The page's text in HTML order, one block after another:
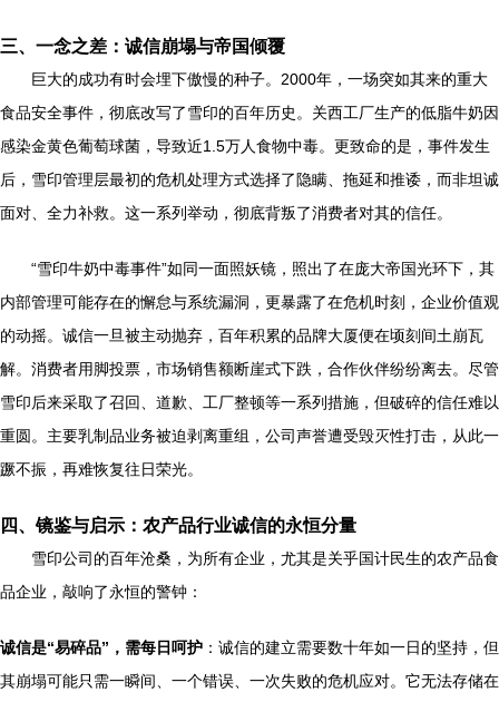
三、一念之差：诚信崩塌与帝国倾覆
巨大的成功有时会埋下傲慢的种子。2000年，一场突如其来的重大
食品安全事件，彻底改写了雪印的百年历史。关西工厂生产的低脂牛奶因
感染金黄色葡萄球菌，导致近1.5万人食物中毒。更致命的是，事件发生
后，雪印管理层最初的危机处理方式选择了隐瞒、拖延和推诿，而非坦诚
面对、全力补救。这一系列举动，彻底背叛了消费者对其的信任。
“雪印牛奶中毒事件”如同一面照妖镜，照出了在庞大帝国光环下，其
内部管理可能存在的懈怠与系统漏洞，更暴露了在危机时刻，企业价值观
的动摇。诚信一旦被主动抛弃，百年积累的品牌大厦便在顷刻间土崩瓦
解。消费者用脚投票，市场销售额断崖式下跌，合作伙伴纷纷离去。尽管
雪印后来采取了召回、道歉、工厂整顿等一系列措施，但破碎的信任难以
重圆。主要乳制品业务被迫剥离重组，公司声誉遭受毁灭性打击，从此一
蹶不振，再难恢复往日荣光。
四、镜鉴与启示：农产品行业诚信的永恒分量
雪印公司的百年沧桑，为所有企业，尤其是关乎国计民生的农产品食
品企业，敲响了永恒的警钟：
诚信是“易碎品”，需每日呵护 ：诚信的建立需要数十年如一日的坚持，但
其崩塌可能只需一瞬间、一个错误、一次失败的危机应对。它无法存储在